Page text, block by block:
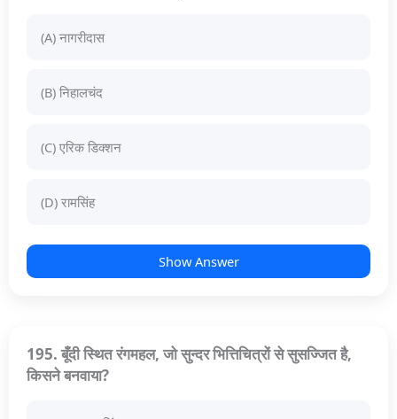
(A) नागरीदास
(B) निहालचंद
(C) एरिक डिक्शन
(D) रामसिंह
Show Answer
195. बूँदी स्थित रंगमहल, जो सुन्दर भित्तिचित्रों से सुसज्जित है,
किसने बनवाया?